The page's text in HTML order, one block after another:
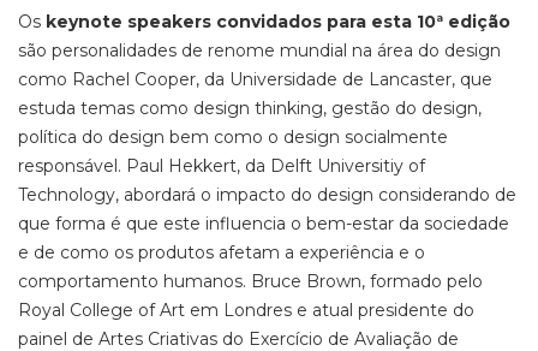
Os keynote speakers convidados para esta 10ª edição
são personalidades de renome mundial na área do design
como Rachel Cooper, da Universidade de Lancaster, que
estuda temas como design thinking, gestão do design,
política do design bem como o design socialmente
responsável. Paul Hekkert, da Delft Universitiy of
Technology, abordará o impacto do design considerando de
que forma é que este influencia o bem-estar da sociedade
e de como os produtos afetam a experiência e o
comportamento humanos. Bruce Brown, formado pelo
Royal College of Art em Londres e atual presidente do
painel de Artes Criativas do Exercício de Avaliação de